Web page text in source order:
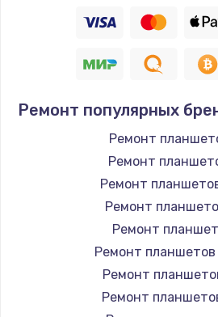
1260 руб.
Заказать
Замена шим-
3900 руб.
Заказать
Замена
1200 руб.
Ремонт популярных
Ремонт
Ремонт
Ремонт
Ремонт
Ремонт
Ремонт планшетов
Ремонт
Ремонт